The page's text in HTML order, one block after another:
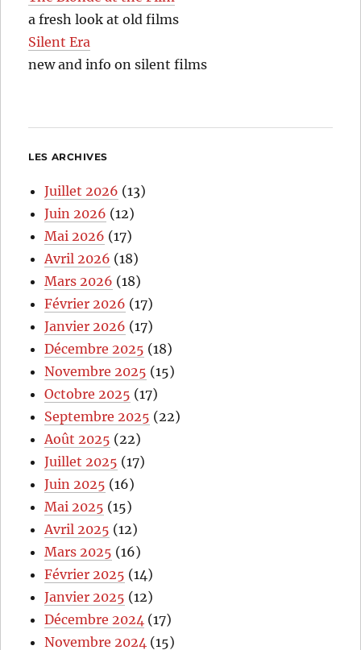
a fresh look at old films
Silent Era
new and info on silent films
LES ARCHIVES
Juillet 2026 (13)
Juin 2026 (12)
Mai 2026 (17)
Avril 2026 (18)
Mars 2026 (18)
Février 2026 (17)
Janvier 2026 (17)
Décembre 2025 (18)
Novembre 2025 (15)
Octobre 2025 (17)
Septembre 2025 (22)
Août 2025 (22)
Juillet 2025 (17)
Juin 2025 (16)
Mai 2025 (15)
Avril 2025 (12)
Mars 2025 (16)
Février 2025 (14)
Janvier 2025 (12)
Décembre 2024 (17)
Novembre 2024 (15)